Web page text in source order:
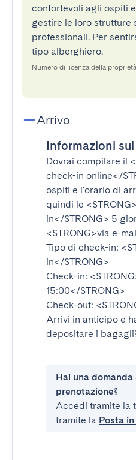
confortevoli agli ospiti
gestire le loro strutture
professionali. Per
tipo alberghiero.
Numero di licenza della
Arrivo
Informazioni
Dovrai compilare il
check-in online</
ospiti e l'orario di
quindi le
in</STRONG> 5
<STRONG>via e-
Tipo di check-in:
in</STRONG>
Check-in:
15:00</STRONG>
Check-out:
Arrivi in anticipo e
depositare i
Hai una
prenotazione?
Accedi tramite la
tramite la Posta